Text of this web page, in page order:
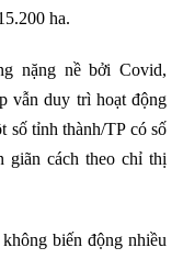
ha.
nặng nề bởi Covid,
vẫn duy trì hoạt động
số tỉnh thành/TP có số
giãn cách theo chỉ thị
biến động nhiều